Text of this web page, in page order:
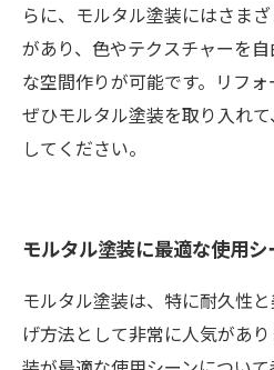
らに、モルタル塗装にはさま
があり、色やテクスチャーを
な空間作りが可能です。リフォ
ぜひモルタル塗装を取り入れ
してください。
モルタル塗装に最適な使用シ
モルタル塗装は、特に耐久性
げ方法として非常に人気があ